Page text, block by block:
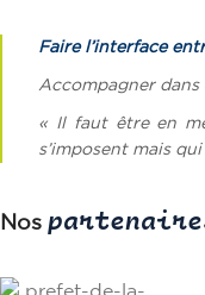
Faire l’interface
Accompagner dans
« Il faut être en
s’imposent mais
Nos